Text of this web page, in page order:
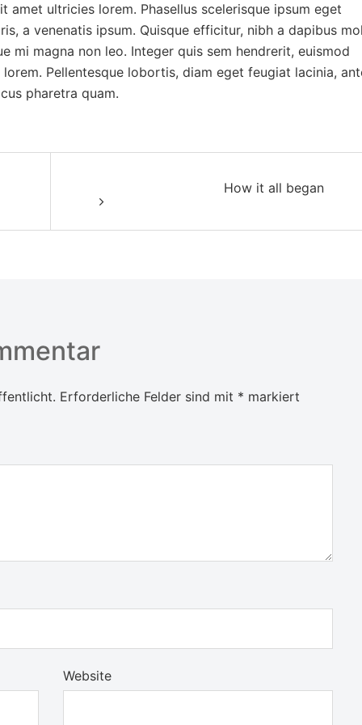
ultricies lorem. Phasellus scelerisque ipsum eget
a venenatis ipsum. Quisque efficitur, nibh a dapibus
mi magna non leo. Integer quis sem hendrerit, euismod
Pellentesque lobortis, diam eget feugiat lacinia,
pharetra quam.
How it all began
Erforderliche Felder sind mit * markiert
Website